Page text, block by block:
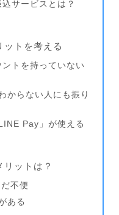
サービスとは？
ットを考える
トを持っていない
からない人にも振り
Pay」が使える
ットは？
不便
ある